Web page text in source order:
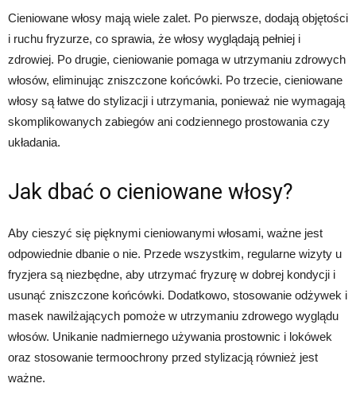
Cieniowane włosy mają wiele zalet. Po pierwsze, dodają objętości
i ruchu fryzurze, co sprawia, że ​​włosy wyglądają pełniej i
zdrowiej. Po drugie, cieniowanie pomaga w utrzymaniu zdrowych
włosów, eliminując zniszczone końcówki. Po trzecie, cieniowane
włosy są łatwe do stylizacji i utrzymania, ponieważ nie wymagają
skomplikowanych zabiegów ani codziennego prostowania czy
układania.
Jak dbać o cieniowane włosy?
Aby cieszyć się pięknymi cieniowanymi włosami, ważne jest
odpowiednie dbanie o nie. Przede wszystkim, regularne wizyty u
fryzjera są niezbędne, aby utrzymać fryzurę w dobrej kondycji i
usunąć zniszczone końcówki. Dodatkowo, stosowanie odżywek i
masek nawilżających pomoże w utrzymaniu zdrowego wyglądu
włosów. Unikanie nadmiernego używania prostownic i lokówek
oraz stosowanie termoochrony przed stylizacją również jest
ważne.